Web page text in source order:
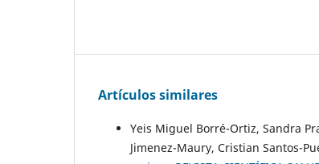
Artículos similares
Yeis Miguel Borré-Ortiz, Sandra
Jimenez-Maury, Cristian Santos-